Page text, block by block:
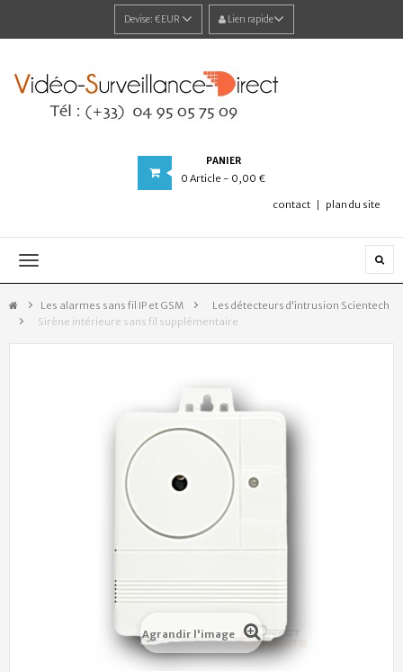
Devise: €EUR Lien rapide
PANIER
0 Article - 0,00 €
contact plan du site
Navigation
Les alarmes sans fil IP et GSM >
Les détecteurs d'intrusion Scientech
>
Sirène intérieure sans fil supplémentaire
Agrandir l'image